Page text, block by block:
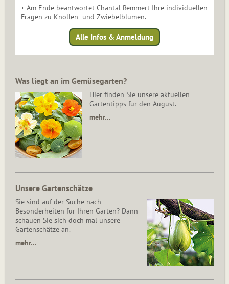
+ Am Ende beantwortet Chantal Remmert Ihre individuellen
Fragen zu Knollen- und Zwiebelblumen.
Alle Infos & Anmeldung
Was liegt an im Gemüsegarten?
Hier finden Sie unsere aktuellen
Gartentipps für den August.
mehr…
Unsere Gartenschätze
Sie sind auf der Suche nach
Besonderheiten für Ihren Garten? Dann
schauen Sie sich doch mal unsere
Gartenschätze an.
mehr…